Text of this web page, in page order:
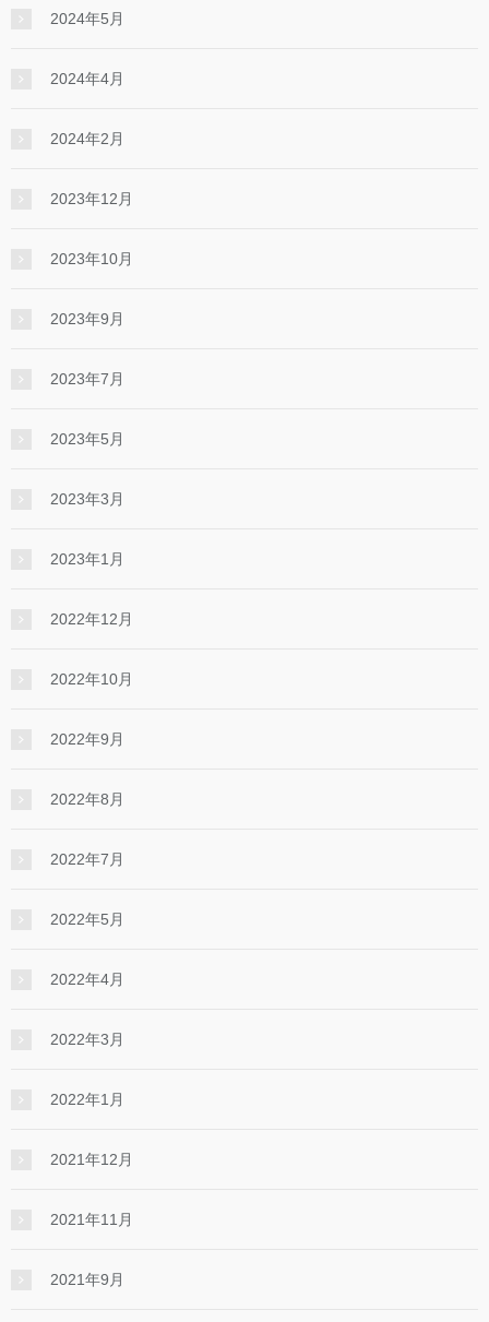
2024年5月
2024年4月
2024年2月
2023年12月
2023年10月
2023年9月
2023年7月
2023年5月
2023年3月
2023年1月
2022年12月
2022年10月
2022年9月
2022年8月
2022年7月
2022年5月
2022年4月
2022年3月
2022年1月
2021年12月
2021年11月
2021年9月